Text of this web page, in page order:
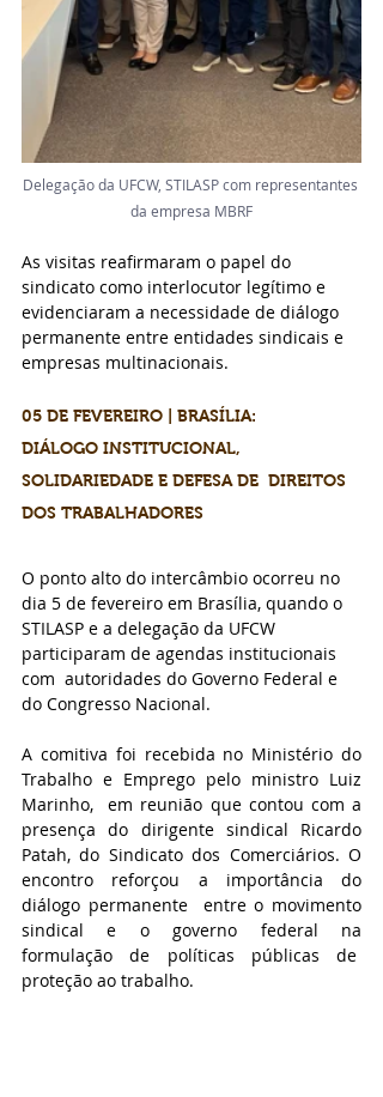
Delegação da UFCW, STILASP com representantes
da empresa MBRF
As visitas reafirmaram o papel do
sindicato como interlocutor legítimo e
evidenciaram a necessidade de diálogo
permanente entre entidades sindicais e
empresas multinacionais.
05 DE FEVEREIRO | BRASÍLIA:
DIÁLOGO INSTITUCIONAL,
SOLIDARIEDADE E DEFESA DE  DIREITOS
DOS TRABALHADORES
O ponto alto do intercâmbio ocorreu no
dia 5 de fevereiro em Brasília, quando o
STILASP e a delegação da UFCW
participaram de agendas institucionais
com  autoridades do Governo Federal e
do Congresso Nacional.
A comitiva foi recebida no Ministério do
Trabalho e Emprego pelo ministro Luiz
Marinho,  em reunião que contou com a
presença do dirigente sindical Ricardo
Patah, do Sindicato dos Comerciários. O
encontro reforçou a importância do
diálogo permanente  entre o movimento
sindical e o governo federal na
formulação de políticas públicas de
proteção ao trabalho.